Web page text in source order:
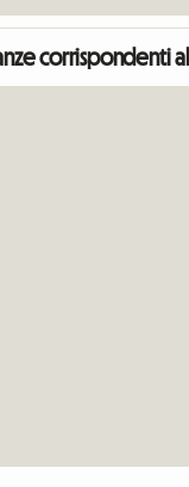
corrispondenti